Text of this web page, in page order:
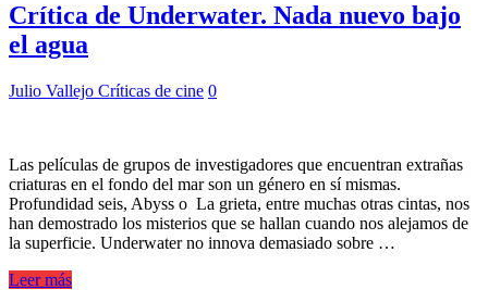
Crítica de Underwater. Nada nuevo bajo
el agua
Julio Vallejo Críticas de cine 0
Las películas de grupos de investigadores que encuentran extrañas
criaturas en el fondo del mar son un género en sí mismas.
Profundidad seis, Abyss o La grieta, entre muchas otras cintas, nos
han demostrado los misterios que se hallan cuando nos alejamos de
la superficie. Underwater no innova demasiado sobre …
Leer más